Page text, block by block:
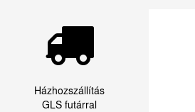
Házhozszállítás
GLS futárral